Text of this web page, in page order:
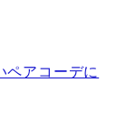
ペアコーデに